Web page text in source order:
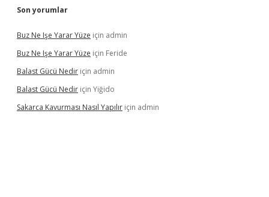
Son yorumlar
Buz Ne Işe Yarar Yüze için admin
Buz Ne Işe Yarar Yüze için Feride
Balast Gücü Nedir için admin
Balast Gücü Nedir için Yiğido
Sakarca Kavurması Nasıl Yapılır için admin